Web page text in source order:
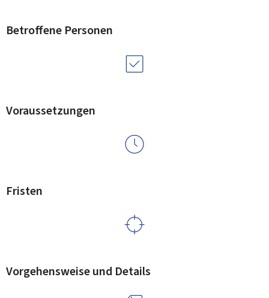
Betroffene Personen
Voraussetzungen
Fristen
Vorgehensweise und Details